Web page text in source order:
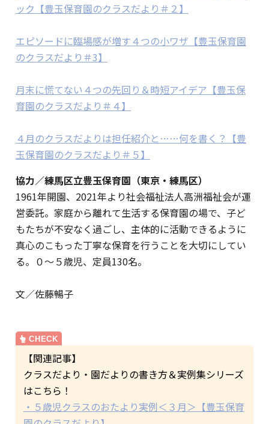
ック【豊玉保育園のクラスだより＃２】
エピソードに臨場感が増す４つの小ワザ【豊玉保育園
のクラスだより＃3】
月末に慌てない４つの先回り＆時短アイデア【豊玉保
育園のクラスだより＃４】
４月のクラスだよりは担任紹介と……何を書く？【豊
玉保育園のクラスだより＃５】
協力／練馬区立豊玉保育園（東京・練馬区）
1961年開園、2021年より社会福祉法人高洲福祉会が運
営委託。家庭から離れて生活する保育園の場で、子ど
もたちが不安なく過ごし、主体的に活動できるように
真心のこもった丁寧な保育を行うことを大切にしてい
る。０～５歳児、定員130名。
文／佐藤暢子
【関連記事】
クラスだより・園だよりの書き方＆実例集シリーズ
はこちら！
・５歳児クラスのおたより実例＜３月＞【豊玉保育